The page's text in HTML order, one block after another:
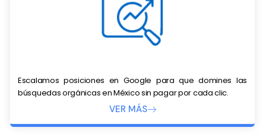
Escalamos posiciones en Google para que domines las
búsquedas orgánicas en México sin pagar por cada clic.
VER MÁS